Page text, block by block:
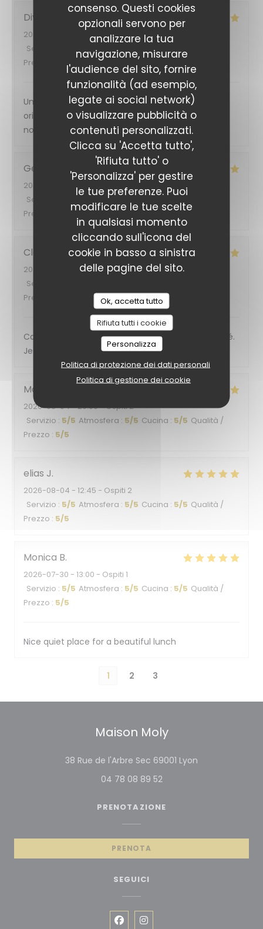
consenso. Questi cookies
opzionali servono per
analizzare la tua
navigazione, misurare
l'audience del sito, fornire
funzionalità (ad esempio,
legate ai social network)
o visualizzare pubblicità o
contenuti personalizzati.
Clicca su 'Accetta tutto',
'Rifiuta tutto' o
'Personalizza' per gestire
le tue preferenze. Puoi
modificare le tue scelte
in qualsiasi momento
cliccando sull'icona del
cookie in basso a sinistra
delle pagine del sito.
Ok, accetta tutto
Rifiuta tutti i cookie
Personalizza
Politica di protezione dei dati personali
Politica di gestione dei cookie
Divina
2026-08-03
- 12:00 - Ospiti 2
Servizio
Atmosfera Cucina
Prezzo
/5
Un accueil chaleureux , une cuisine et des saveurs
originales , donc comme jamais deux sans trois …
nous reviendrons !
Georg
2026-08-03
- 19:30 - Ospiti 3
Servizio
Atmosfera
Prezzo
ClémentineC
2026-08-05
- 12:00 - Ospiti 2
Servizio
Prezzo
Cadre super, personnels au top et très attentionné.
Je recommande vivement ! C’était délicieux
Marie
2026-08-04- 20:00 - Ospiti 2
Servizio : 5/5 Atmosfera : 5/5 Cucina : 5/5 Qualità /
Prezzo : 5/5
elias J
2026-08-04 - 12:45 - Ospiti 2
Servizio : 5/5 Atmosfera : 5/5 Cucina : 5/5 Qualità /
Prezzo : 5/5
Monica B
2026-07-30 - 13:00 - Ospiti 1
Servizio : 5/5 Atmosfera : 5/5 Cucina : 5/5 Qualità /
Prezzo : 5/5
Nice quiet place for a beautiful lunch
1 2 3
Maison Moly
38 Rue de l'Arbre Sec 69001 Lyon
04 78 08 89 52
PRENOTAZIONE
PRENOTA
SEGUICI
Facebook ((apre una nuova
Instagram ((apre una